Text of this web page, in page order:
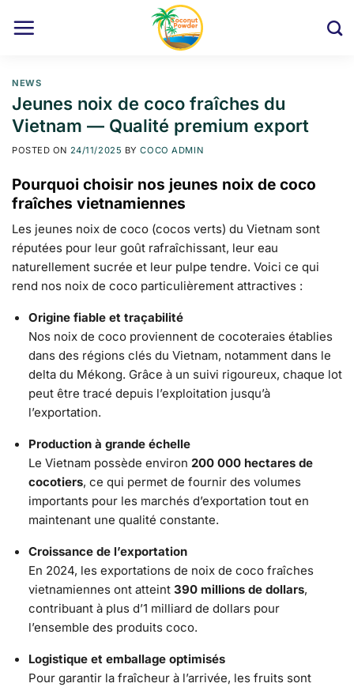
NEWS
Jeunes noix de coco fraîches du
Vietnam — Qualité premium export
POSTED ON 24/11/2025 BYCOCO ADMIN
Pourquoi choisir nos jeunes noix de coco
fraîches vietnamiennes
Les jeunes noix de coco (cocos verts) du Vietnam sont
réputées pour leur goût rafraîchissant, leur eau
naturellement sucrée et leur pulpe tendre. Voici ce qui
rend nos noix de coco particulièrement attractives :
Origine fiable et traçabilité
Nos noix de coco proviennent de cocoteraies établies
dans des régions clés du Vietnam, notamment dans le
delta du Mékong. Grâce à un suivi rigoureux, chaque lot
peut être tracé depuis l’exploitation jusqu’à
l’exportation.
Production à grande échelle
Le Vietnam possède environ 200 000 hectares de
cocotiers, ce qui permet de fournir des volumes
importants pour les marchés d’exportation tout en
maintenant une qualité constante.
Croissance de l’exportation
En 2024, les exportations de noix de coco fraîches
vietnamiennes ont atteint 390 millions de dollars,
contribuant à plus d’1 milliard de dollars pour
l’ensemble des produits coco.
Logistique et emballage optimisés
Pour garantir la fraîcheur à l’arrivée, les fruits sont